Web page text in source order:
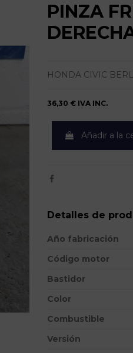
PINZA
HONDA CIVIC
36,30 € IVA INC.
Añadir a la
Detalles de
Año fabricación
Código motor
Bastidor
Color
Combustible
Versión